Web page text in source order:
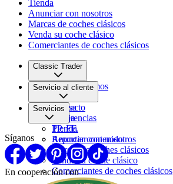
Tienda
Anunciar con nosotros
Marcas de coches clásicos
Venda su coche clásico
Comerciantes de coches clásicos
Classic Trader
Quiénes somos
Empleo
Prensa
Pareja
Servicio al cliente
Contacto
Sugerencias
PP. FF.
Reportar contenido
Servicios
Tienda
Anunciar con nosotros
Marcas de coches clásicos
Venda su coche clásico
Comerciantes de coches clásicos
Síganos
En cooperación con